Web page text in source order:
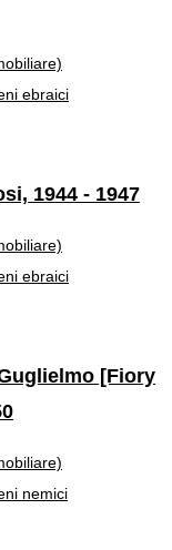
ebraici
1944 - 1947
ebraici
[Fiory
nemici